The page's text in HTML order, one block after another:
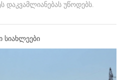
დაკვამლიანებას უწოდებს.